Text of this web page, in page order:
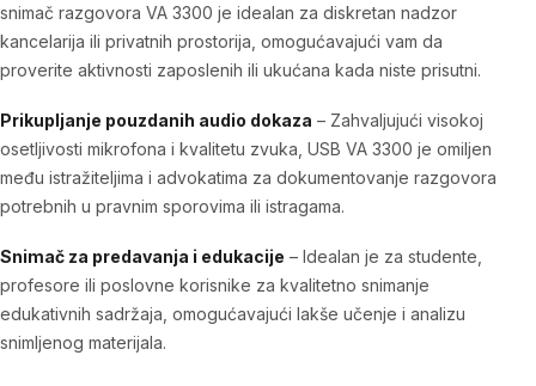
snimač razgovora VA 3300 je idealan za diskretan nadzor
kancelarija ili privatnih prostorija, omogućavajući vam da
proverite aktivnosti zaposlenih ili ukućana kada niste prisutni.
Prikupljanje pouzdanih audio dokaza – Zahvaljujući visokoj
osetljivosti mikrofona i kvalitetu zvuka, USB VA 3300 je omiljen
među istražiteljima i advokatima za dokumentovanje razgovora
potrebnih u pravnim sporovima ili istragama.
Snimač za predavanja i edukacije – Idealan je za studente,
profesore ili poslovne korisnike za kvalitetno snimanje
edukativnih sadržaja, omogućavajući lakše učenje i analizu
snimljenog materijala.